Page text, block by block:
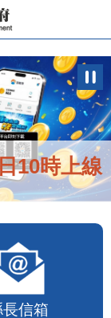
10時上線
長信箱